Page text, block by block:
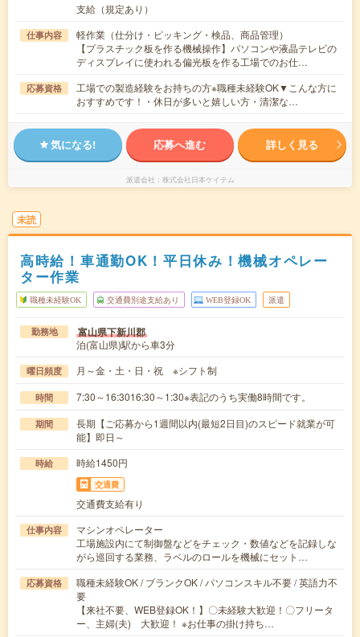
支給（規定あり）
仕事内容
軽作業（仕分け・ピッキング・検品、商品管理）
【プラスチック板を作る機械操作】パソコンや液晶テレビの
ディスプレイに使われる偏光板を作る工場でのお仕…
応募資格
工場での製造経験をお持ちの方※職種未経験OK▼こんな方に
おすすめです！・休日が多いと嬉しい方・清潔な…
気になる! 応募へ進む 詳しく見る
派遣会社 株式会社日本ケイテム
未読
高時給！車通勤OK！平日休み！機械オペレー
ター作業
職種未経験OK 交通費別途支給あり WEB登録OK 派遣
勤務地 富山県下新川郡
泊(富山県)駅から車3分
曜日頻度 月～金・土・日・祝 ※シフト制
時間 7:30～16:3016:30～1:30※表記のうち実働8時間です。
期間
長期【ご応募から1週間以内(最短2日目)のスピード就業が可
能】即日～
時給 時給1450円
交通費
交通費支給有り
仕事内容
マシンオペレーター
工場施設内にて制御盤などをチェック・数値などを記録しな
がら巡回する業務、ラベルのロールを機械にセット…
応募資格
職種未経験OK / ブランクOK / パソコンスキル不要 / 英語力不
要
【来社不要、WEB登録OK！】〇未経験大歓迎！〇フリータ
ー、主婦(夫) 大歓迎！ ※お仕事の掛け持ち…